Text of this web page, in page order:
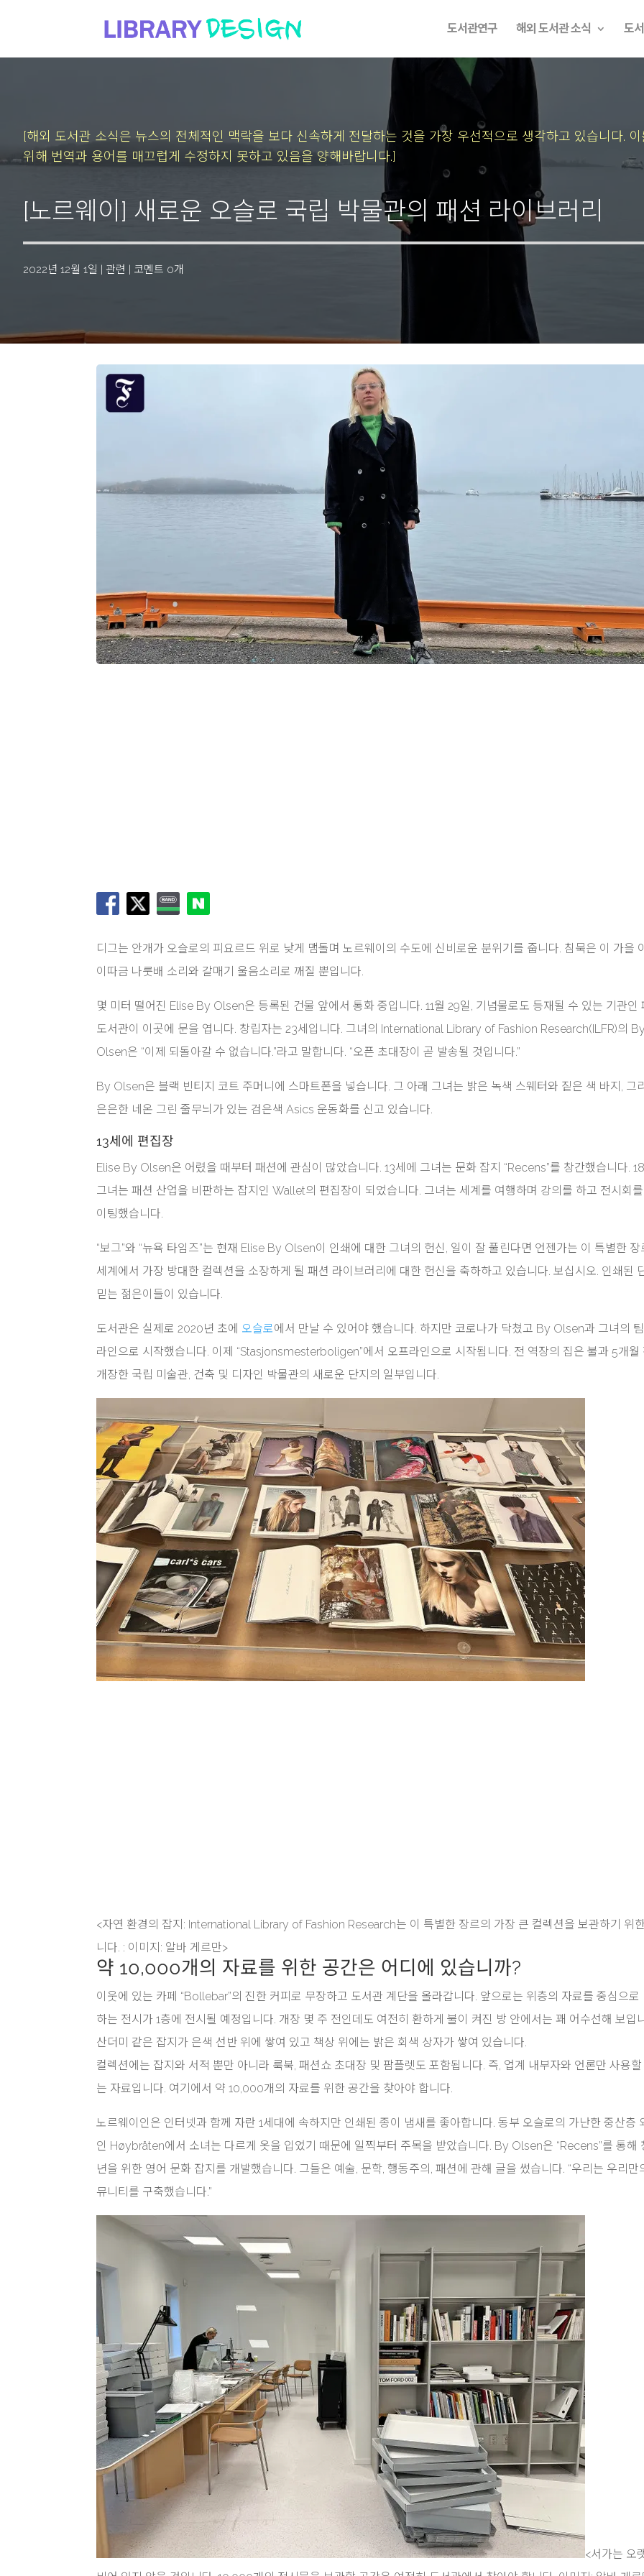
도서관연구 해외 도서관 소식 도
[해외 도서관 소식은 뉴스의 전체적인 맥락을 보다 신속하게 전달하는 것을 가장 우선적으로 생각하고 있습니다.
위해 번역과 용어를 매끄럽게 수정하지 못하고 있음을 양해바랍니다.]
[노르웨이] 새로운 오슬로 국립 박물관의 패션 라이브러리
2022년 12월 1일 | 관련 | 코멘트 0개
디 그는 안개가 오슬로의 피요르드 위로 낮게 맴돌며 노르웨이의 수도에 신비로운 분위기를 줍니다. 침묵은 이 가을
이따금 나룻배 소리와 갈매기 울음소리로 깨질 뿐입니다.
몇 미터 떨어진 Elise By Olsen은 등록된 건물 앞에서 통화 중입니다. 11월 29일, 기념물로도 등재될 수 있는 기관인
도서관이 이곳에 문을 엽니다. 창립자는 23세입니다. 그녀의 International Library of Fashion Research(ILFR)의
Olsen은 “이제 되돌아갈 수 없습니다.”라고 말합니다. “오픈 초대장이 곧 발송될 것입니다.”
By Olsen은 블랙 빈티지 코트 주머니에 스마트폰을 넣습니다. 그 아래 그녀는 밝은 녹색 스웨터와 짙은 색 바지, 그
은은한 네온 그린 줄무늬가 있는 검은색 Asics 운동화를 신고 있습니다.
13세에 편집장
Elise By Olsen은 어렸을 때부터 패션에 관심이 많았습니다. 13세에 그녀는 문화 잡지 “Recens”를 창간했습니다.
그녀는 패션 산업을 비판하는 잡지인 Wallet의 편집장이 되었습니다. 그녀는 세계를 여행하며 강의를 하고 전시회
이팅했습니다.
“보그”와 “뉴욕 타임즈”는 현재 Elise By Olsen이 인쇄에 대한 그녀의 헌신, 일이 잘 풀린다면 언젠가는 이 특별한 장
세계에서 가장 방대한 컬렉션을 소장하게 될 패션 라이브러리에 대한 헌신을 축하하고 있습니다. 보십시오. 인쇄된
믿는 젊은이들이 있습니다.
도서관은 실제로 2020년 초에 오슬로에서 만날 수 있어야 했습니다. 하지만 코로나가 닥쳤고 By Olsen과 그녀의
라인으로 시작했습니다. 이제 “Stasjonsmesterboligen”에서 오프라인으로 시작됩니다. 전 역장의 집은 불과 5개월
개장한 국립 미술관, 건축 및 디자인 박물관의 새로운 단지의 일부입니다.
<자연 환경의 잡지: International Library of Fashion Research는 이 특별한 장르의 가장 큰 컬렉션을 보관하기 위
니다. : 이미지: 알바 게르만>
약 10,000개의 자료를 위한 공간은 어디에 있습니까?
이웃에 있는 카페 “Bollebar”의 진한 커피로 무장하고 도서관 계단을 올라갑니다. 앞으로는 위층의 자료를 중심으로
하는 전시가 1층에 전시될 예정입니다. 개장 몇 주 전인데도 여전히 환하게 불이 켜진 방 안에서는 꽤 어수선해 보입
산더미 같은 잡지가 은색 선반 위에 쌓여 있고 책상 위에는 밝은 회색 상자가 쌓여 있습니다.
컬렉션에는 잡지와 서적 뿐만 아니라 룩북, 패션쇼 초대장 및 팜플렛도 포함됩니다. 즉, 업계 내부자와 언론만 사용
는 자료입니다. 여기에서 약 10,000개의 자료를 위한 공간을 찾아야 합니다.
노르웨이인은 인터넷과 함께 자란 1세대에 속하지만 인쇄된 종이 냄새를 좋아합니다. 동부 오슬로의 가난한 중산층
인 Høybråten에서 소녀는 다르게 옷을 입었기 때문에 일찍부터 주목을 받았습니다. By Olsen은 “Recens”를 통해
년을 위한 영어 문화 잡지를 개발했습니다. 그들은 예술, 문학, 행동주의, 패션에 관해 글을 썼습니다. “우리는 우리만
뮤니티를 구축했습니다.”
<서가는 오